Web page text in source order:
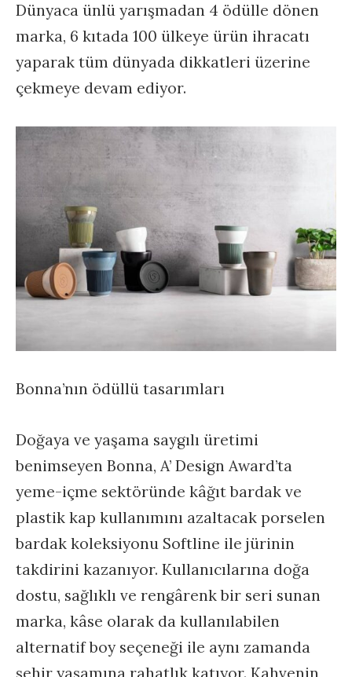
Dünyaca ünlü yarışmadan 4 ödülle dönen
marka, 6 kıtada 100 ülkeye ürün ihracatı
yaparak tüm dünyada dikkatleri üzerine
çekmeye devam ediyor.
Bonna’nın ödüllü tasarımları
Doğaya ve yaşama saygılı üretimi
benimseyen Bonna, A’ Design Award’ta
yeme-içme sektöründe kâğıt bardak ve
plastik kap kullanımını azaltacak porselen
bardak koleksiyonu Softline ile jürinin
takdirini kazanıyor. Kullanıcılarına doğa
dostu, sağlıklı ve rengârenk bir seri sunan
marka, kâse olarak da kullanılabilen
alternatif boy seçeneği ile aynı zamanda
şehir yaşamına rahatlık katıyor. Kahvenin